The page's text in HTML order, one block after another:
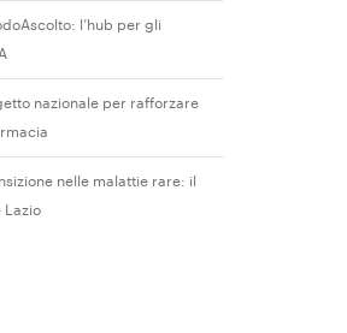
l’hub per gli
nazionale per rafforzare
nelle malattie rare: il
Lazio